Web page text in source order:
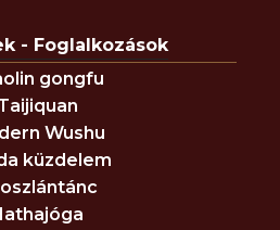
- Foglalkozások
gongfu
Wushu
küzdelem